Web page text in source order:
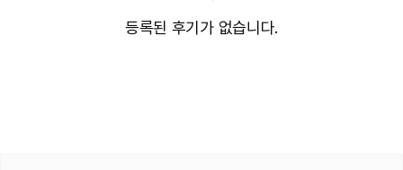
등록된 후기가 없습니다.